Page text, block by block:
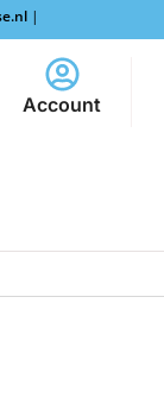
|
Account